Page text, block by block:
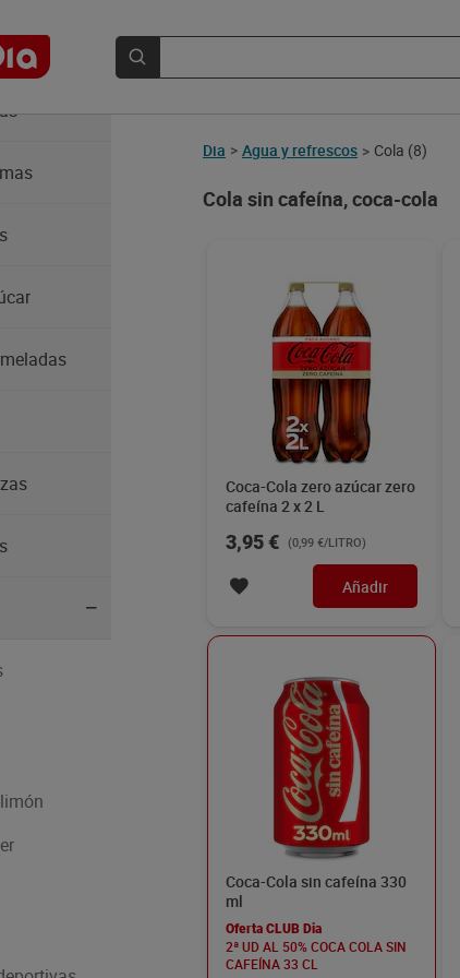
Dia > Agua y refrescos > Cola (8)
Cola sin cafeína, coca-cola
Coca-Cola zero azúcar zero
cafeína 2 x 2 L
3,95 € (0,99 €/LITRO)
Añadir
Coca-Cola sin cafeína 330
ml
Oferta CLUB Dia
2ª UD AL 50% COCA COLA SIN
CAFEÍNA 33 CL